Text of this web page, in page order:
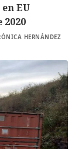
EU
HERNÁNDEZ